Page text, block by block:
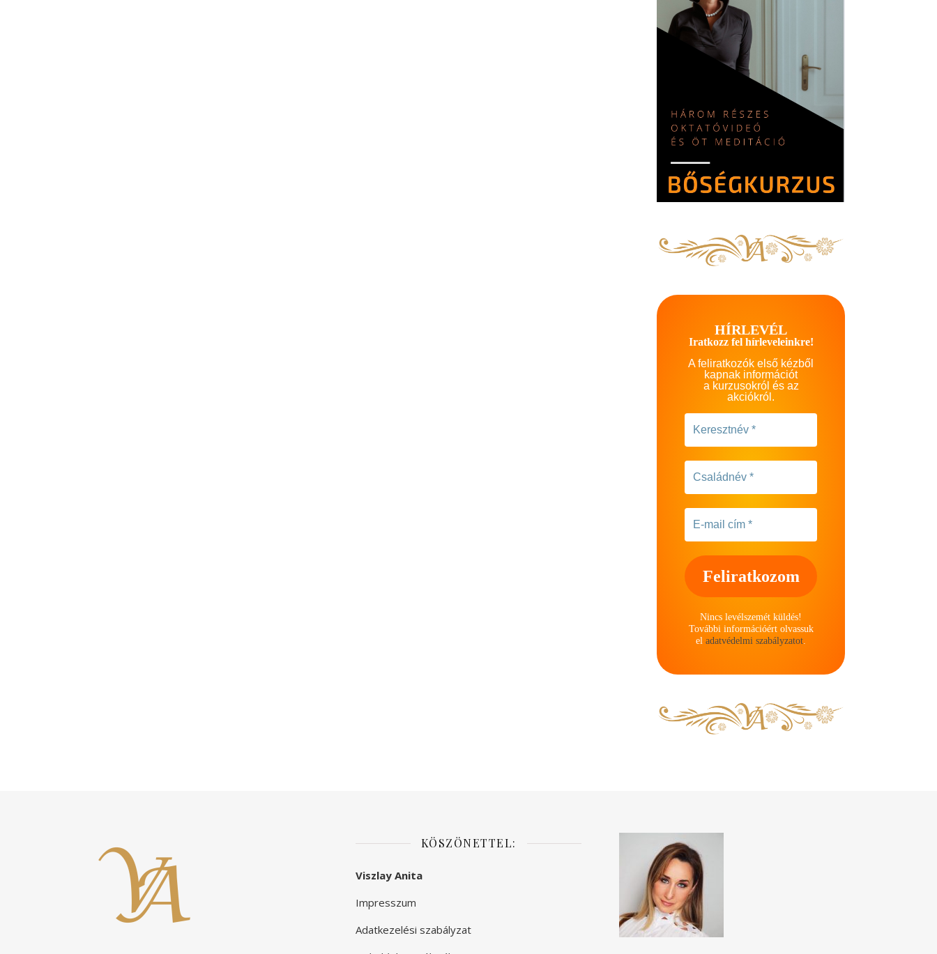
HÍRLEVÉL
Iratkozz fel hírleveleinkre!
A feliratkozók első kézből
kapnak információt
a kurzusokról és az
akciókról.
Nincs levélszemét küldés!
További információért olvassuk
el adatvédelmi szabályzatot
KÖSZÖNETTEL:
Viszlay Anita
Impresszum
Adatkezelési szabályzat